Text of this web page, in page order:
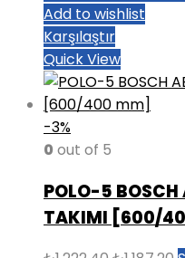
Add to wishlist
Karşılaştır
Quick View
-3%
0 out of 5
POLO-5 BOSCH
TAKIMI [600/